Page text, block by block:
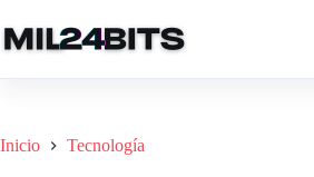
al
contenido
Inicio Tecnología